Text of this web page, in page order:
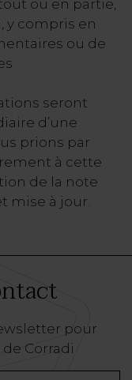
ou en partie,
y compris en
ou de
seront
d’une
prions par
à cette
de la note
mise à jour.
pour
Corradi